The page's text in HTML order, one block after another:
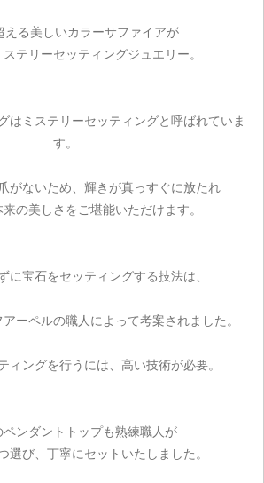
える美しいカラーサファイアが
テリーセッティングジュエリー。
はミステリーセッティングと呼ばれていま
す。
がないため、輝きが真っすぐに放たれ
の美しさをご堪能いただけます。
に宝石をセッティングする技法は、
ーペルの職人によって考案されました。
ィングを行うには、高い技術が必要。
ペンダントトップも熟練職人が
選び、丁寧にセットいたしました。